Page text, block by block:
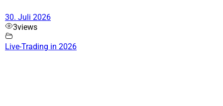
30. Juli 2026
3views
Live-Trading in 2026